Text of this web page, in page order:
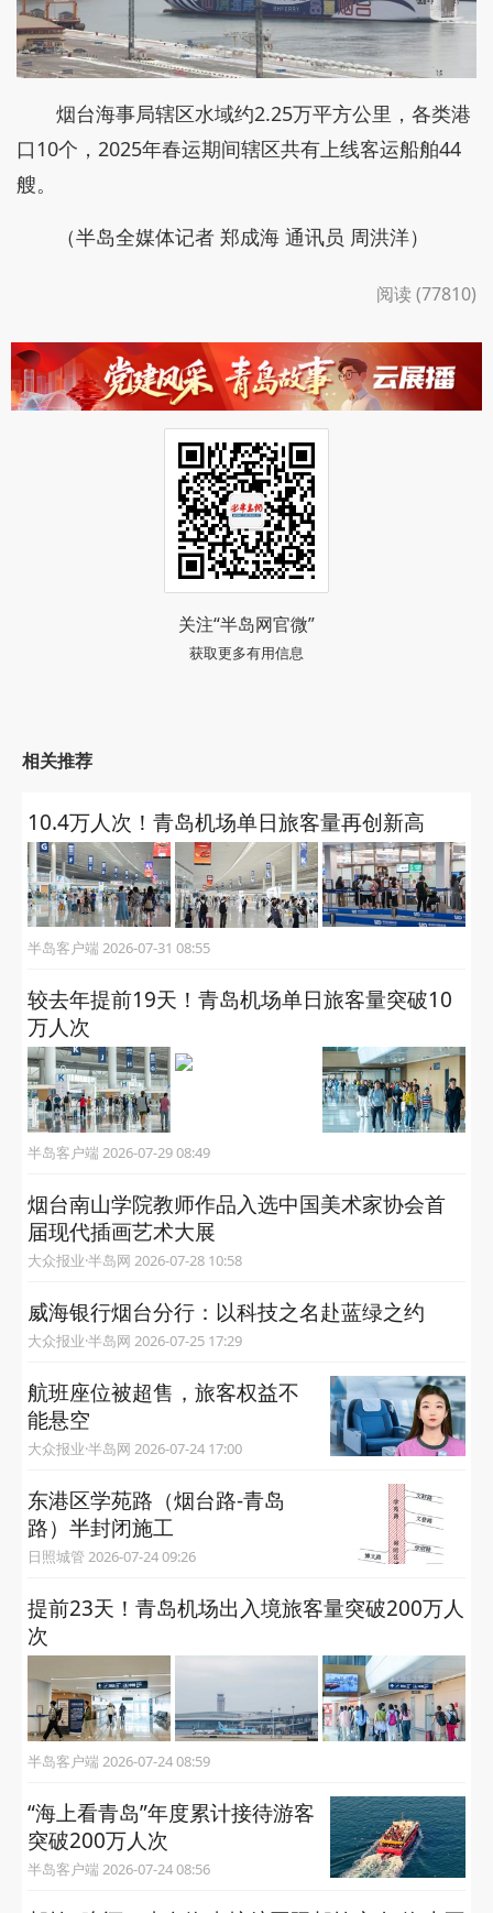
烟台海事局辖区水域约2.25万平方公里，各类港
口10个，2025年春运期间辖区共有上线客运船舶44
艘。
（半岛全媒体记者 郑成海 通讯员 周洪洋）
阅读 (77810)
关注“半岛网官微”
获取更多有用信息
相关推荐
10.4万人次！青岛机场单日旅客量再创新高
半岛客户端 2026-07-31 08:55
较去年提前19天！青岛机场单日旅客量突破10
万人次
半岛客户端 2026-07-29 08:49
烟台南山学院教师作品入选中国美术家协会首
届现代插画艺术大展
大众报业·半岛网 2026-07-28 10:58
威海银行烟台分行：以科技之名赴蓝绿之约
大众报业·半岛网 2026-07-25 17:29
航班座位被超售，旅客权益不
能悬空
大众报业·半岛网 2026-07-24 17:00
东港区学苑路（烟台路-青岛
路）半封闭施工
日照城管 2026-07-24 09:26
提前23天！青岛机场出入境旅客量突破200万人
次
半岛客户端 2026-07-24 08:59
“海上看青岛”年度累计接待游客
突破200万人次
半岛客户端 2026-07-24 08:56